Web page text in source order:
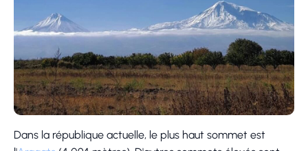
Dans la république actuelle, le plus haut sommet est